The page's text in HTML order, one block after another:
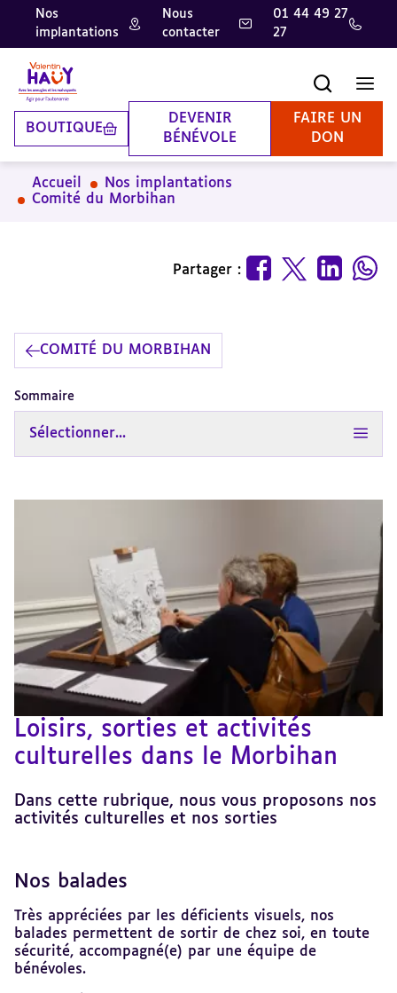
Aller
contenu
principal
Aller
pied
de
page
Aller
la
recherche
Nos
implantations
Nous
contacter
01 44 49 27
27
BOUTIQUE
DEVENIR
BÉNÉVOLE
FAIRE UN
DON
Accueil
Nos implantations
Comité du Morbihan
Partager :
COMITÉ DU MORBIHAN
Sommaire
Sélectionner...
Loisirs, sorties et activités
culturelles dans le Morbihan
Dans cette rubrique, nous vous proposons nos
activités culturelles et nos sorties
Nos balades
Très appréciées par les déficients visuels, nos
balades permettent de sortir de chez soi, en toute
sécurité, accompagné(e) par une équipe de
bénévoles.
Revenir
sommaire